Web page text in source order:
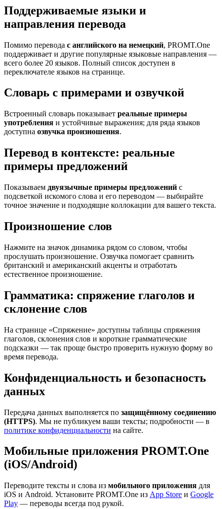
Поддерживаемые языки и
направления перевода
Помимо перевода с английского на немецкий, PROMT.One
поддерживает и другие популярные языковые направления —
всего более 20 языков. Полный список доступен в
переключателе языков на странице.
Словарь с примерами и озвучкой
Встроенный словарь показывает реальные примеры
употребления и устойчивые выражения; для ряда языков
доступна озвучка произношения.
Перевод в контексте: реальные
примеры предложений
Показываем двуязычные примеры предложений с
подсветкой искомого слова и его переводом — выбирайте
точное значение и подходящие коллокации для вашего текста.
Произношение слов
Нажмите на значок динамика рядом со словом, чтобы
прослушать произношение. Озвучка помогает сравнить
британский и американский акценты и отработать
естественное произношение.
Грамматика: спряжение глаголов и
склонение слов
На странице «Спряжение» доступны таблицы спряжения
глаголов, склонения слов и короткие грамматические
подсказки — так проще быстро проверить нужную форму во
время перевода.
Конфиденциальность и безопасность
данных
Передача данных выполняется по защищённому соединению
(HTTPS). Мы не публикуем ваши тексты; подробности — в
политике конфиденциальности на сайте.
Мобильные приложения PROMT.One
(iOS/Android)
Переводите тексты и слова из мобильного приложения для
iOS и Android. Установите PROMT.One из App Store и Google
Play — переводы всегда под рукой.